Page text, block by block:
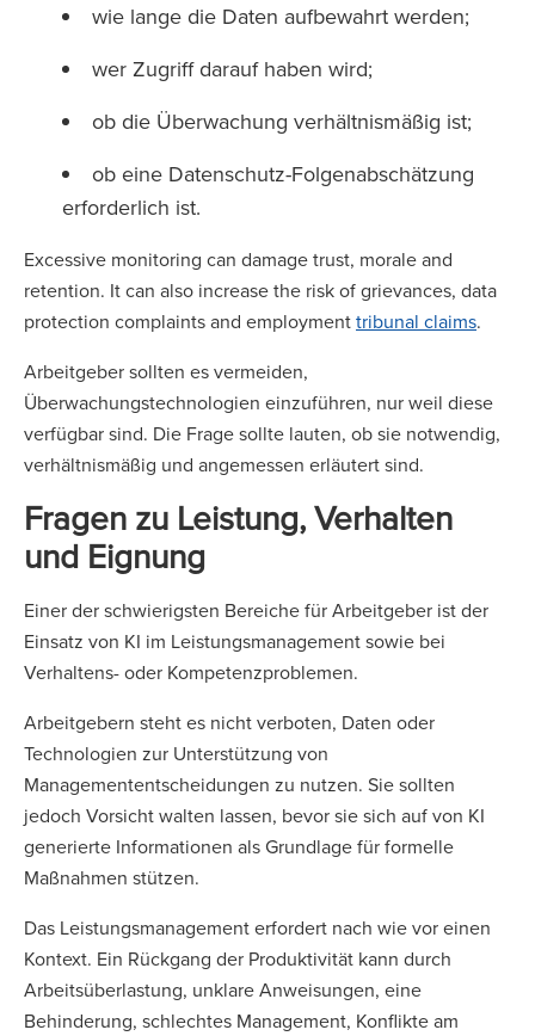
wie lange die Daten aufbewahrt werden;
wer Zugriff darauf haben wird;
ob die Überwachung verhältnismäßig ist;
ob eine Datenschutz-Folgenabschätzung
erforderlich ist.
Excessive monitoring can damage trust, morale and
retention. It can also increase the risk of grievances, data
protection complaints and employmenttribunal claims.
Arbeitgeber sollten es vermeiden,
Überwachungstechnologien einzuführen, nur weil diese
verfügbar sind. Die Frage sollte lauten, ob sie notwendig,
verhältnismäßig und angemessen erläutert sind.
Fragen zu Leistung, Verhalten
und Eignung
Einer der schwierigsten Bereiche für Arbeitgeber ist der
Einsatz von KI im Leistungsmanagement sowie bei
Verhaltens- oder Kompetenzproblemen.
Arbeitgebern steht es nicht verboten, Daten oder
Technologien zur Unterstützung von
Managemententscheidungen zu nutzen. Sie sollten
jedoch Vorsicht walten lassen, bevor sie sich auf von KI
generierte Informationen als Grundlage für formelle
Maßnahmen stützen.
Das Leistungsmanagement erfordert nach wie vor einen
Kontext. Ein Rückgang der Produktivität kann durch
Arbeitsüberlastung, unklare Anweisungen, eine
Behinderung, schlechtes Management, Konflikte am